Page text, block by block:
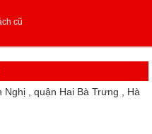
cũ
, quận Hai Bà Trưng , Hà